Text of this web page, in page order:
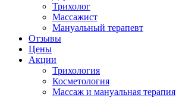
Трихолог
Массажист
Мануальный терапевт
Отзывы
Цены
Акции
Трихология
Косметология
Массаж и мануальная терапия